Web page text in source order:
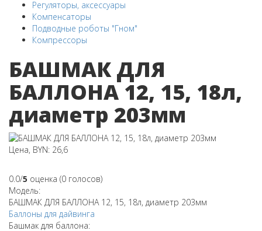
Регуляторы, аксессуары
Компенсаторы
Подводные роботы "Гном"
Компрессоры
БАШМАК ДЛЯ
БАЛЛОНА 12, 15, 18л,
диаметр 203мм
Цена, BYN: 26,6
0.0/5 оценка (0 голосов)
Модель:
БАШМАК ДЛЯ БАЛЛОНА 12, 15, 18л, диаметр 203мм
Баллоны для дайвинга
Башмак для баллона: